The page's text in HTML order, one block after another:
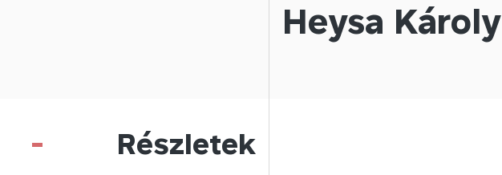
Heysa Károly
Részletek
-